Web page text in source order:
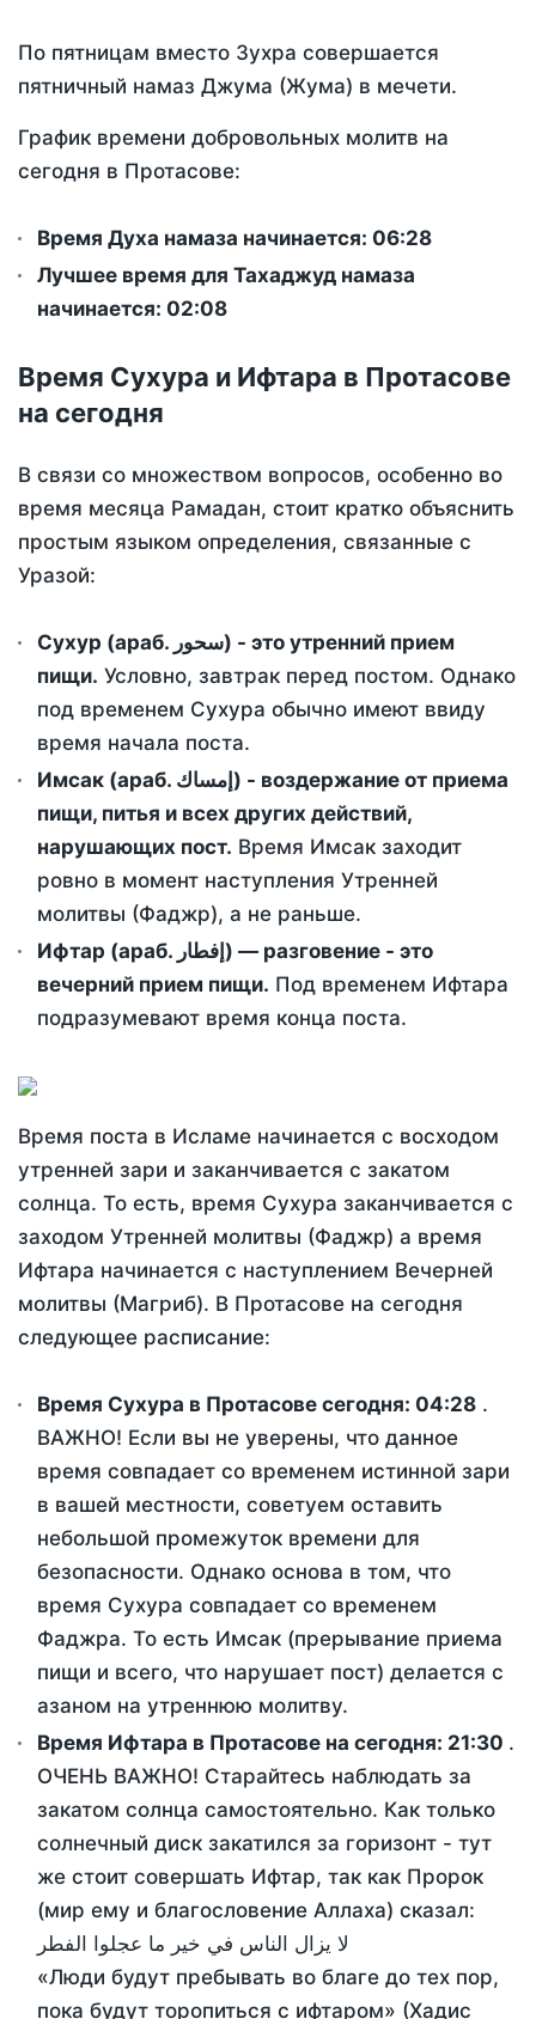
По пятницам вместо Зухра совершается
пятничный намаз Джума (Жума) в мечети.
График времени добровольных молитв на
сегодня в Протасове:
Время Духа намаза начинается: 06:28
Лучшее время для Тахаджуд намаза
начинается: 02:08
Время Сухура и Ифтара в Протасове
на сегодня
В связи со множеством вопросов, особенно во
время месяца Рамадан, стоит кратко объяснить
простым языком определения, связанные с
Уразой:
Сухур (араб. سحور) - это утренний прием
пищи. Условно, завтрак перед постом. Однако
под временем Сухура обычно имеют ввиду
время начала поста.
Имсак (араб. إمساك) - воздержание от приема
пищи, питья и всех других действий,
нарушающих пост. Время Имсак заходит
ровно в момент наступления Утренней
молитвы (Фаджр), а не раньше.
Ифтар (араб. إفطار) — разговение - это
вечерний прием пищи. Под временем Ифтара
подразумевают время конца поста.
Время поста в Исламе начинается с восходом
утренней зари и заканчивается с закатом
солнца. То есть, время Сухура заканчивается с
заходом Утренней молитвы (Фаджр) а время
Ифтара начинается с наступлением Вечерней
молитвы (Магриб). В Протасове на сегодня
следующее расписание:
Время Сухура в Протасове сегодня: 04:28 .
ВАЖНО! Если вы не уверены, что данное
время совпадает со временем истинной зари
в вашей местности, советуем оставить
небольшой промежуток времени для
безопасности. Однако основа в том, что
время Сухура совпадает со временем
Фаджра. То есть Имсак (прерывание приема
пищи и всего, что нарушает пост) делается с
азаном на утреннюю молитву.
Время Ифтара в Протасове на сегодня: 21:30 .
ОЧЕНЬ ВАЖНО! Старайтесь наблюдать за
закатом солнца самостоятельно. Как только
солнечный диск закатился за горизонт - тут
же стоит совершать Ифтар, так как Пророк
(мир ему и благословение Аллаха) сказал:
لا يزال الناس في خير ما عجلوا الفطر
«Люди будут пребывать во благе до тех пор,
пока будут торопиться с ифтаром» (Хадис